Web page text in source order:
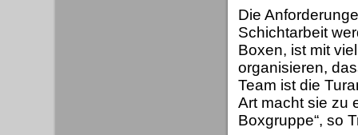
Die
Schichtarbeit
Boxen, ist mit
organisieren,
Team ist die
Art macht sie zu
Boxgruppe“, so